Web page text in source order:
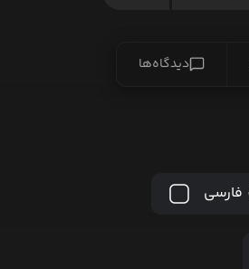
دیدگاه‌ها
فارسی